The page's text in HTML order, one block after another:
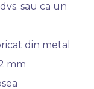
sau ca un
din metal
mm